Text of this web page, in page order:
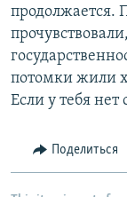
продолжается.
потомки жили
Если у тебя нет
Поделиться